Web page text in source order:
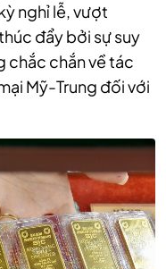
nghỉ lễ, vượt
đẩy bởi sự suy
chắc chắn về tác
Mỹ-Trung đối với